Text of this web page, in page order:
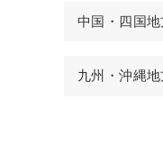
中国・四国地
九州・沖縄地